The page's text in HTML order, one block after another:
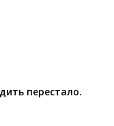
перестало.